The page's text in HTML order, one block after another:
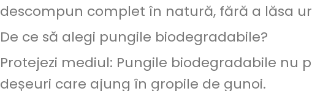
descompun complet în natură, fără a lăsa
De ce să alegi pungile biodegradabile?
Protejezi mediul: Pungile biodegradabile nu
deșeuri care ajung în gropile de gunoi.